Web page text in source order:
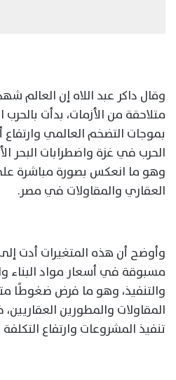
متلاحقة من الأزمات، بدأت بالحرب
بموجات التضخم العالمي وارتفاع
الحرب في غزة واضطرابات البحر
وهو ما انعكس بصورة مباشرة
العقاري والمقاولات في مصر.
وأوضح أن هذه المتغيرات أدت
مسبوقة في أسعار مواد البناء
والتنفيذ، وهو ما فرض ضغوطًا
المقاولات والمطورين
تنفيذ المشروعات وارتفاع